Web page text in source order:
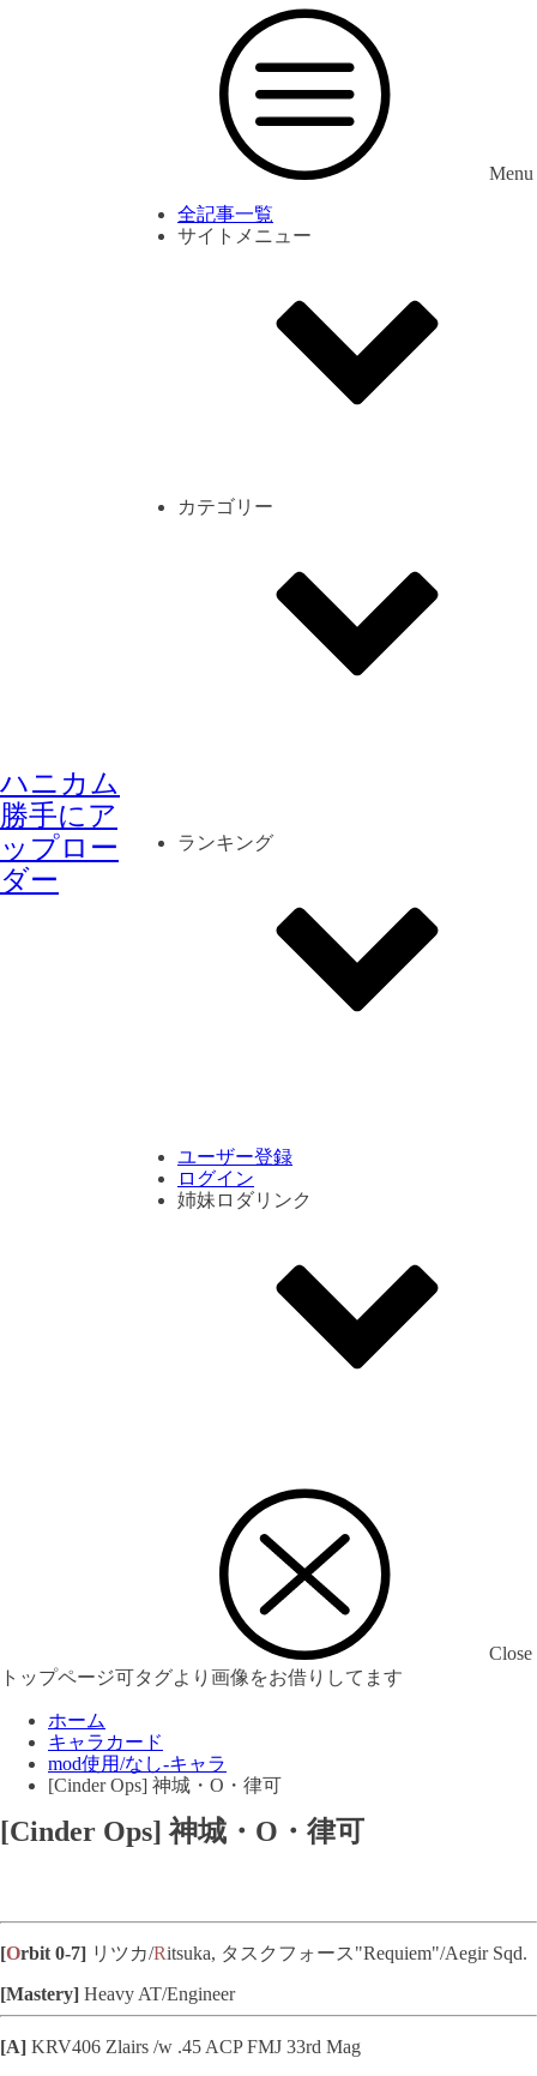
ハニカム
勝手にア
ップロー
ダー
Menu
全記事一覧
サイトメニュー
カテゴリー
ランキング
ユーザー登録
ログイン
姉妹ロダリンク
Close
トップページ可タグより画像をお借りしてます
ホーム
キャラカード
mod使用/なし-キャラ
[Cinder Ops] 神城・O・律可
[Cinder Ops] 神城・O・律可
[Orbit 0-7] リツカ/Ritsuka, タスクフォース"Requiem"/Aegir Sqd.
[Mastery] Heavy AT/Engineer
[A] KRV406 Zlairs /w .45 ACP FMJ 33rd Mag